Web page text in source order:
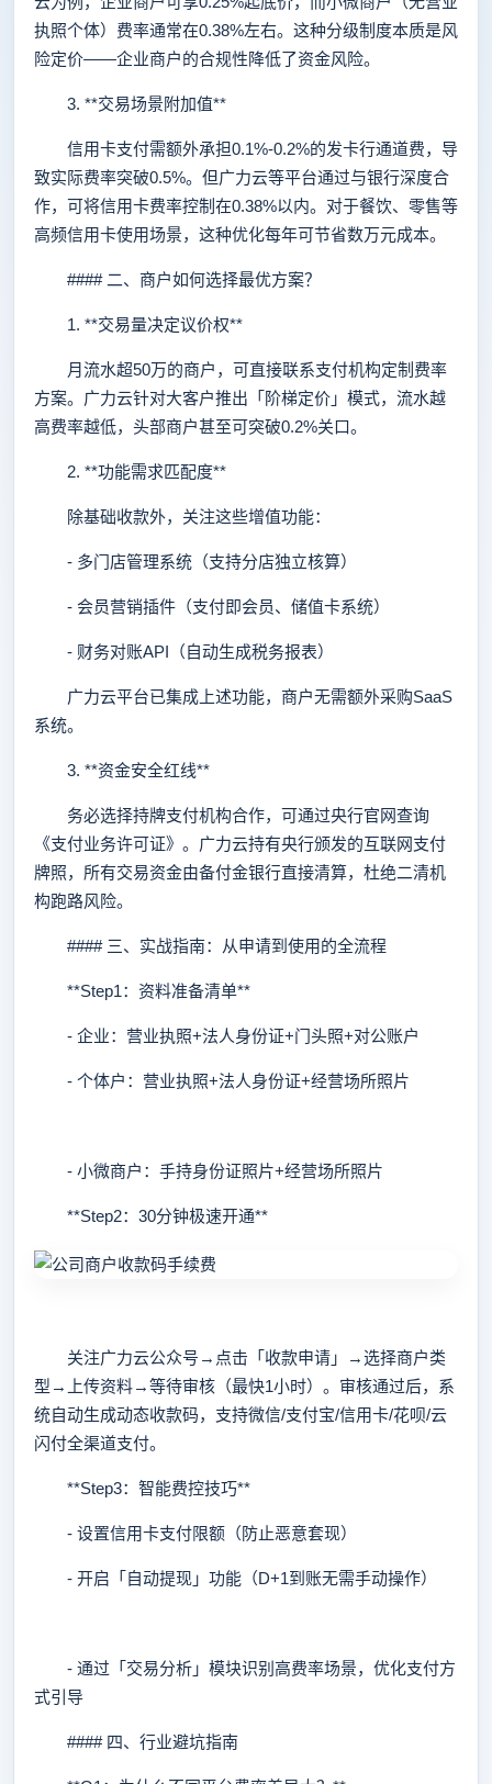
执照个体）费率通常在0.38%左右。这种分级制度本质是风
险定价——企业商户的合规性降低了资金风险。
3. **交易场景附加值**
信用卡支付需额外承担0.1%-0.2%的发卡行通道费，导
致实际费率突破0.5%。但广力云等平台通过与银行深度合
作，可将信用卡费率控制在0.38%以内。对于餐饮、零售等
高频信用卡使用场景，这种优化每年可节省数万元成本。
#### 二、商户如何选择最优方案？
1. **交易量决定议价权**
月流水超50万的商户，可直接联系支付机构定制费率
方案。广力云针对大客户推出「阶梯定价」模式，流水越
高费率越低，头部商户甚至可突破0.2%关口。
2. **功能需求匹配度**
除基础收款外，关注这些增值功能：
- 多门店管理系统（支持分店独立核算）
- 会员营销插件（支付即会员、储值卡系统）
- 财务对账API（自动生成税务报表）
广力云平台已集成上述功能，商户无需额外采购SaaS
系统。
3. **资金安全红线**
务必选择持牌支付机构合作，可通过央行官网查询
《支付业务许可证》。广力云持有央行颁发的互联网支付
牌照，所有交易资金由备付金银行直接清算，杜绝二清机
构跑路风险。
#### 三、实战指南：从申请到使用的全流程
**Step1：资料准备清单**
- 企业：营业执照+法人身份证+门头照+对公账户
- 个体户：营业执照+法人身份证+经营场所照片
- 小微商户：手持身份证照片+经营场所照片
**Step2：30分钟极速开通**
关注广力云公众号→点击「收款申请」→选择商户类
型→上传资料→等待审核（最快1小时）。审核通过后，系
统自动生成动态收款码，支持微信/支付宝/信用卡/花呗/云
闪付全渠道支付。
**Step3：智能费控技巧**
- 设置信用卡支付限额（防止恶意套现）
- 开启「自动提现」功能（D+1到账无需手动操作）
- 通过「交易分析」模块识别高费率场景，优化支付方
式引导
#### 四、行业避坑指南